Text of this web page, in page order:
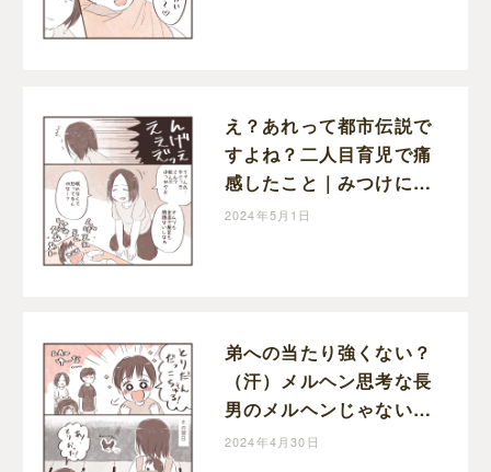
え？あれって都市伝説で
すよね？二人目育児で痛
感したこと｜みつけにっ
き
2024年5月1日
弟への当たり強くない？
（汗）メルヘン思考な長
男のメルヘンじゃない瞬
間｜みつけにっき
2024年4月30日